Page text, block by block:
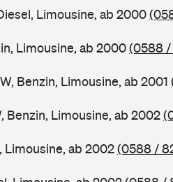
Limousine, ab 2000
Limousine, ab 2000(0588 /
Benzin, Limousine, ab 2001
Benzin, Limousine, ab 2002
Limousine, ab 2002(0588 /